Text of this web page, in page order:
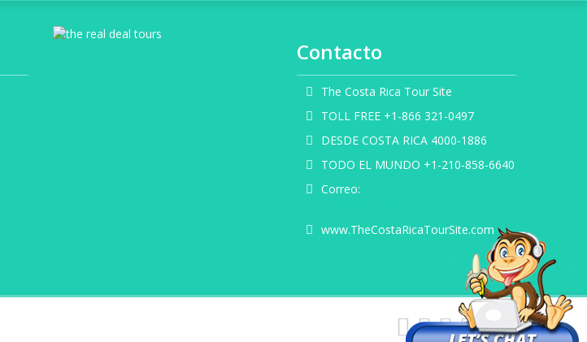
Contacto
The Costa Rica Tour Site
TOLL FREE +1-866 321-0497
DESDE COSTA RICA 4000-1886
TODO EL MUNDO +1-210-858-6640
Correo:
www.TheCostaRicaTourSite.com